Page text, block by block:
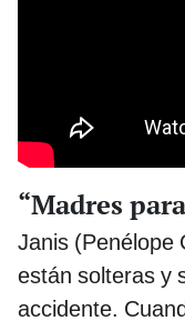
“Madres
Janis (Penélope
están solteras y
accidente.